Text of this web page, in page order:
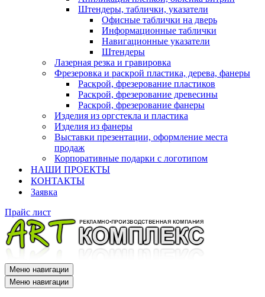
Штендеры, таблички, указатели
Офисные таблички на дверь
Информационные таблички
Навигационные указатели
Штендеры
Лазерная резка и гравировка
Фрезеровка и раскрой пластика, дерева, фанеры
Раскрой, фрезерование пластиков
Раскрой, фрезерование древесины
Раскрой, фрезерование фанеры
Изделия из оргстекла и пластика
Изделия из фанеры
Выставки презентации, оформление места
продаж
Корпоративные подарки с логотипом
НАШИ ПРОЕКТЫ
КОНТАКТЫ
Заявка
Прайс лист
Меню навигации
Меню навигации